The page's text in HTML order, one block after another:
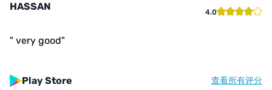
HASSAN 4.0
" very good"
Play Store 查看所有评分